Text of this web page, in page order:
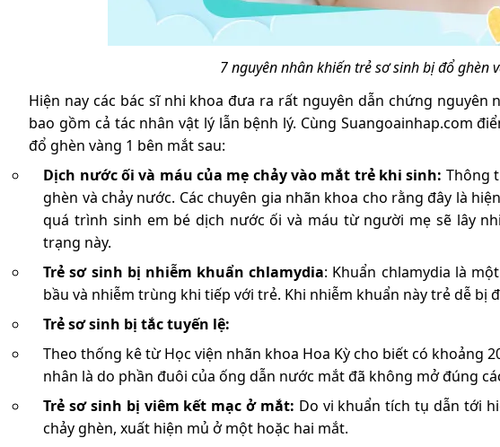
7 nguyên nhân khiến trẻ sơ sinh bị đổ ghèn
Hiện nay các bác sĩ nhi khoa đưa ra rất nguyên dẫn chứng
bao gồm cả tác nhân vật lý lẫn bệnh lý. Cùng Suangoainhap.com
đổ ghèn vàng 1 bên mắt sau:
Dịch nước ối và máu của mẹ chảy vào mắt trẻ khi sinh: Thông
ghèn và chảy nước. Các chuyên gia nhãn khoa cho rằng đây là
quá trình sinh em bé dịch nước ối và máu từ người mẹ sẽ lây
trạng này.
Trẻ sơ sinh bị nhiễm khuẩn chlamydia: Khuẩn chlamydia là
bầu và nhiễm trùng khi tiếp với trẻ. Khi nhiễm khuẩn này trẻ dễ bị
Trẻ sơ sinh bị tắc tuyến lệ:
Theo thống kê từ Học viện nhãn khoa Hoa Kỳ cho biết có khoảng
nhân là do phần đuôi của ống dẫn nước mắt đã không mở đúng
Trẻ sơ sinh bị viêm kết mạc ở mắt: Do vi khuẩn tích tụ dẫn tới
chảy ghèn, xuất hiện mủ ở một hoặc hai mắt.